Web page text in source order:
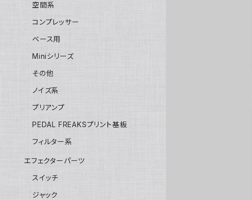
空間系
コンプレッサー
ベース用
Miniシリーズ
その他
ノイズ系
プリアンプ
PEDAL FREAKSプリント基板
フィルター系
エフェクターパーツ
スイッチ
ジャック